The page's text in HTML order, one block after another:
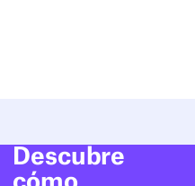
Descubre